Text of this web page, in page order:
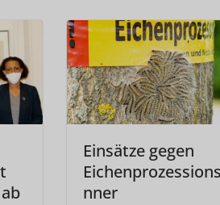
Einsätze gegen
nner